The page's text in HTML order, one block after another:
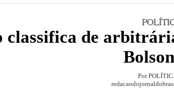
classifica de
Por